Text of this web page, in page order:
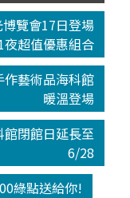
博覽會17日登場
超值優惠組合
作藝術品海科館
暖溫登場
館閉館日延長至
6/28
綠點送給你!